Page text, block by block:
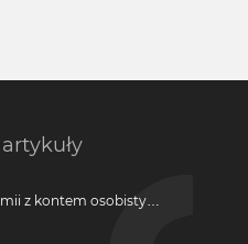
z kontem osobistym